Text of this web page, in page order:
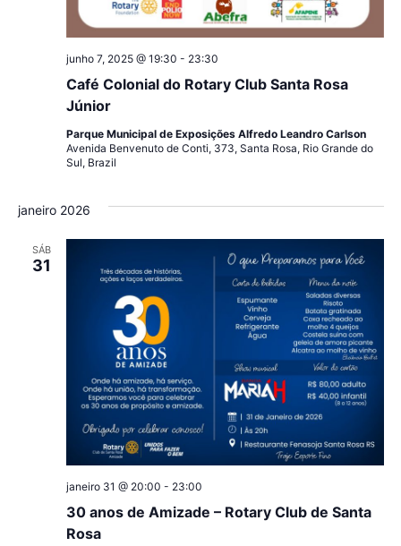
Café Colonial do Rotary Club Santa Rosa
Júnior
junho 7, 2025 @ 19:30 - 23:30
Parque Municipal de Exposições Alfredo Leandro Carlson
Avenida Benvenuto de Conti, 373, Santa Rosa, Rio Grande do
Sul, Brazil
janeiro 2026
SÁB
31
30 anos de Amizade – Rotary Club de Santa
Rosa
janeiro 31 @ 20:00 - 23:00